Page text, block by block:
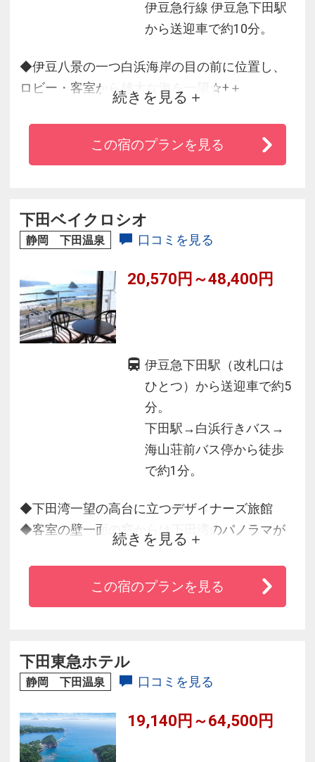
伊豆急行線 伊豆急下田駅
から送迎車で約10分。
◆伊豆八景の一つ白浜海岸の目の前に位置し、
ロビー・客室から雄大な海を一望☆+＋
◆美しい自然に恵まれ館内施設も優れた本格的
リゾートホテルです。
◆温泉は硫酸塩温泉と単純温泉の２種類をご堪
ゆったりとした一時をお過ごしください。
続きを見る
この宿のプランを見る
下田ベイクロシオ
静岡 下田温泉 口コミを見る
20,570円～48,400円
伊豆急下田駅（改札口は
ひとつ）から送迎車で約5
分。
下田駅→白浜行きバス→
海山荘前バス停から徒歩
で約1分。
◆下田湾一望の高台に立つデザイナーズ旅館
◆客室の壁一面の窓からは下田湾のパノラマが
◆温泉充実！サウナ・ジャグジー・海展望風
呂・露天風呂・庭園風呂・うたせ湯
続きを見る
この宿のプランを見る
下田東急ホテル
静岡 下田温泉 口コミを見る
19,140円～64,500円